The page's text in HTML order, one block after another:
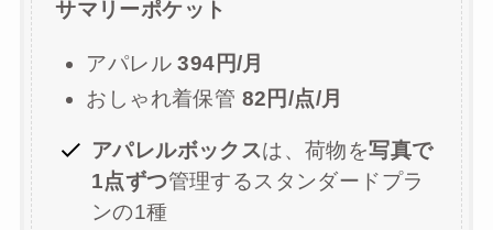
サマリーポケット
アパレル394円/月
おしゃれ着保管 82円/点/月
アパレルボックスは、荷物を写真で
1点ずつ管理するスタンダードプラ
ンの1種